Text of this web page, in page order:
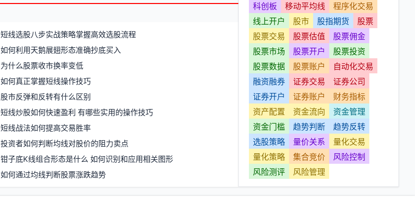
短线选股八步实战策略掌握高效选股流程
如何利用天鹅展翅形态准确抄底买入
为什么股票收市换率变低
如何真正掌握短线操作技巧
股市反弹和反转有什么区别
短线炒股如何快速盈利 有哪些实用的操作技巧
短线战法如何提高交易胜率
投资者如何判断均线对股价的阻力卖点
钳子底K线组合形态是什么 如何识别和应用相关图形
如何通过均线判断股票涨跌趋势
科创板
移动平均线
程序化交易
线上开户
股市 股指期货
股票
股票交易
股票估值
股票佣金
股票市场
股票开户
股票投资
股票数据
股票账户
自动化交易
融资融券
证券交易
证券公司
证券开户
证券账户
财务指标
资产配置
资金流向
资金管理
资金门槛
趋势判断
趋势反转
选股策略
量价关系
量化交易
量化策略
集合竞价
风险控制
风险测评
风险管理